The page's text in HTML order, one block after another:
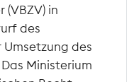
in
des
des
Ministerium